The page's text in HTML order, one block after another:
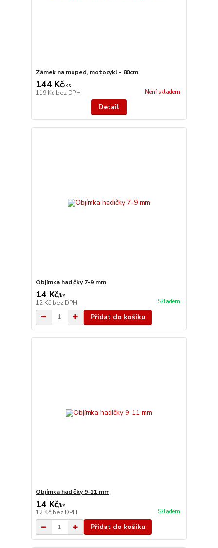
Zámek na moped, motocykl - 80cm
144 Kč/ks
119 Kč bez DPH Není skladem
Detail
Objímka hadičky 7-9 mm
14 Kč/ks
12 Kč bez DPH Skladem
Přidat do košíku
Objímka hadičky 9-11 mm
14 Kč/ks
12 Kč bez DPH Skladem
Přidat do košíku